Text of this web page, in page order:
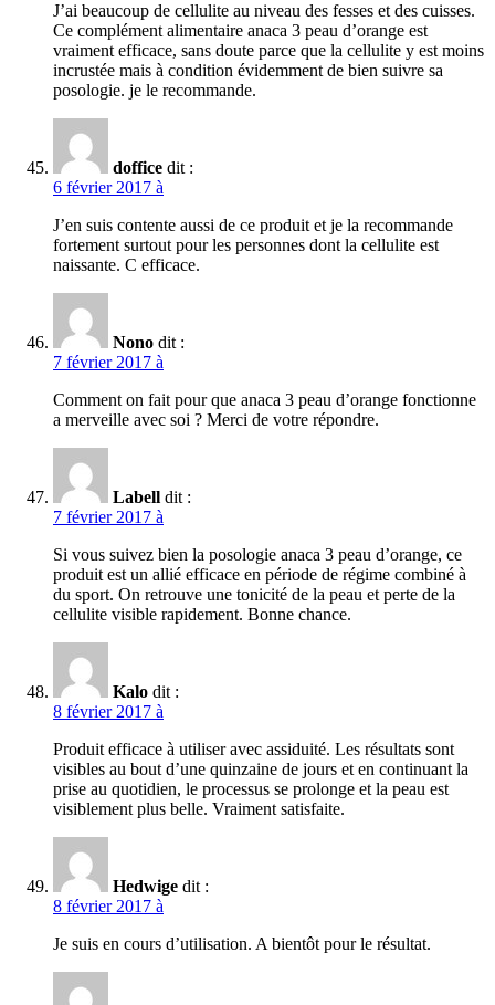
J’ai beaucoup de cellulite au niveau des fesses et des cuisses.
Ce complément alimentaire anaca 3 peau d’orange est
vraiment efficace, sans doute parce que la cellulite y est moins
incrustée mais à condition évidemment de bien suivre sa
posologie. je le recommande.
doffice dit :
6 février 2017 à
J’en suis contente aussi de ce produit et je la recommande
fortement surtout pour les personnes dont la cellulite est
naissante. C efficace.
Nono dit :
7 février 2017 à
Comment on fait pour que anaca 3 peau d’orange fonctionne
a merveille avec soi ? Merci de votre répondre.
Labell dit :
7 février 2017 à
Si vous suivez bien la posologie anaca 3 peau d’orange, ce
produit est un allié efficace en période de régime combiné à
du sport. On retrouve une tonicité de la peau et perte de la
cellulite visible rapidement. Bonne chance.
Kalo dit :
8 février 2017 à
Produit efficace à utiliser avec assiduité. Les résultats sont
visibles au bout d’une quinzaine de jours et en continuant la
prise au quotidien, le processus se prolonge et la peau est
visiblement plus belle. Vraiment satisfaite.
Hedwige dit :
8 février 2017 à
Je suis en cours d’utilisation. A bientôt pour le résultat.